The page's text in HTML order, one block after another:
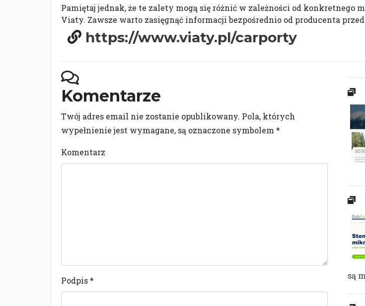
Pamiętaj jednak, że te zalety mogą się różnić w zależności od
Viaty. Zawsze warto zasięgnąć informacji bezpośrednio od producenta
https://www.viaty.pl/carporty
Komentarze
Twój adres email nie zostanie opublikowany. Pola, których
wypełnienie jest wymagane, są oznaczone symbolem *
Komentarz
Podpis*
są